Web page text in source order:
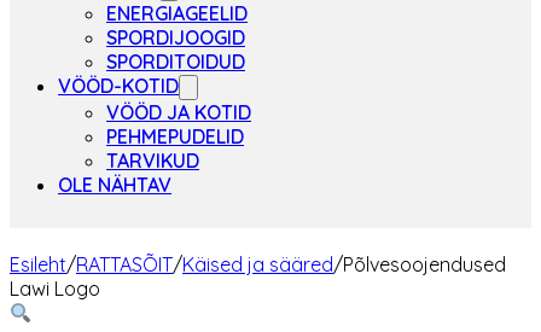
ENERGIAGEELID
SPORDIJOOGID
SPORDITOIDUD
VÖÖD-KOTID
VÖÖD JA KOTID
PEHMEPUDELID
TARVIKUD
OLE NÄHTAV
Esileht/RATTASÕIT/Käised ja sääred/Põlvesoojendused
Lawi Logo